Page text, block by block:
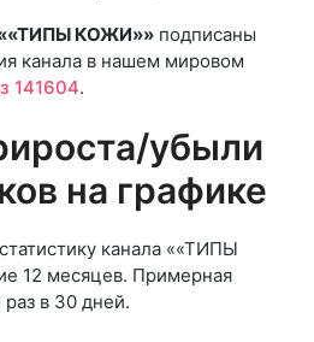
КОЖИ»» подписаны
канала в нашем мировом
141604.
убыли
на графике
канала ««ТИПЫ
12 месяцев. Примерная
в 30 дней.